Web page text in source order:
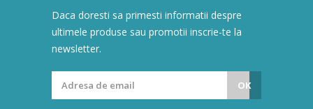
Daca doresti sa primesti informatii despre
ultimele produse sau promotii inscrie-te la
newsletter.
OK